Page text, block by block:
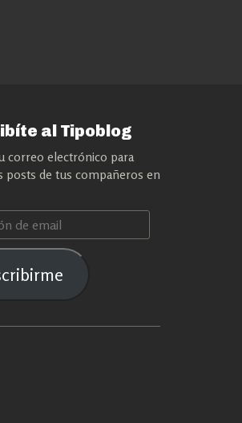
al Tipoblog
correo electrónico para
posts de tus compañeros en